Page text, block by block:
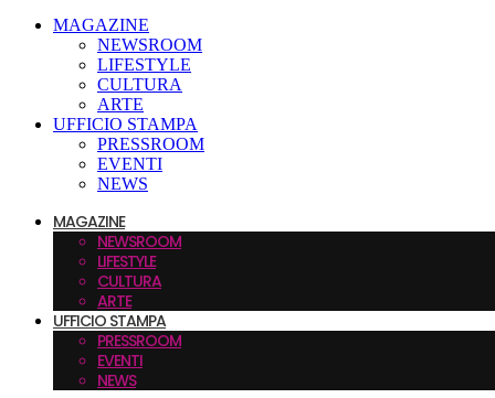
MAGAZINE
NEWSROOM
LIFESTYLE
CULTURA
ARTE
UFFICIO STAMPA
PRESSROOM
EVENTI
NEWS
MAGAZINE
NEWSROOM
LIFESTYLE
CULTURA
ARTE
UFFICIO STAMPA
PRESSROOM
EVENTI
NEWS